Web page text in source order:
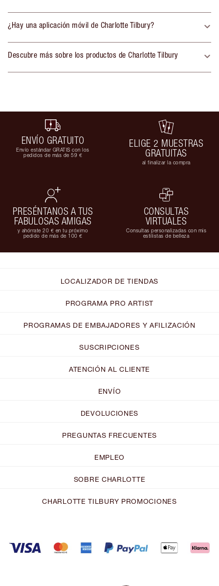
¿Hay una aplicación móvil de Charlotte Tilbury?
Descubre más sobre los productos de Charlotte Tilbury
ENVÍO GRATUITO
Envío estándar GRATIS con los
pedidos de más de 59 €
ELIGE 2 MUESTRAS
GRATUITAS
al finalizar la compra
PRESÉNTANOS A TUS
FABULOSAS AMIGAS
y ahórrate 20 € en tu próximo
pedido de más de 100 €
CONSULTAS
VIRTUALES
Consultas personalizadas con mis
estilistas de belleza
LOCALIZADOR DE TIENDAS
PROGRAMA PRO ARTIST
PROGRAMAS DE EMBAJADORES Y AFILIZACIÓN
SUSCRIPCIONES
ATENCIÓN AL CLIENTE
ENVÍO
DEVOLUCIONES
PREGUNTAS FRECUENTES
EMPLEO
SOBRE CHARLOTTE
CHARLOTTE TILBURY PROMOCIONES